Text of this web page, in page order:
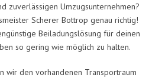
zuverlässigen Umzugsunternehmen?
Scherer Bottrop genau richtig!
Beiladungslösung für deinen
so gering wie möglich zu halten.
wir den vorhandenen Transportraum